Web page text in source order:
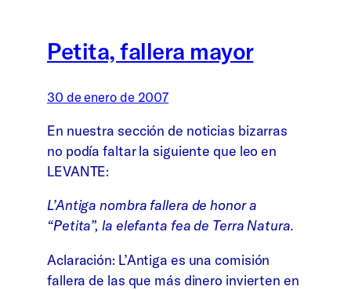
Petita, fallera mayor
30 de enero de 2007
En nuestra sección de noticias bizarras
no podía faltar la siguiente que leo en
LEVANTE:
L’Antiga nombra fallera de honor a
“Petita”, la elefanta fea de Terra Natura.
Aclaración: L’Antiga es una comisión
fallera de las que más dinero invierten en